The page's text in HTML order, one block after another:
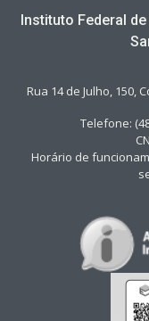
Instituto Federal
Rua 14 de Julho, 150,
Telefone:
Horário de